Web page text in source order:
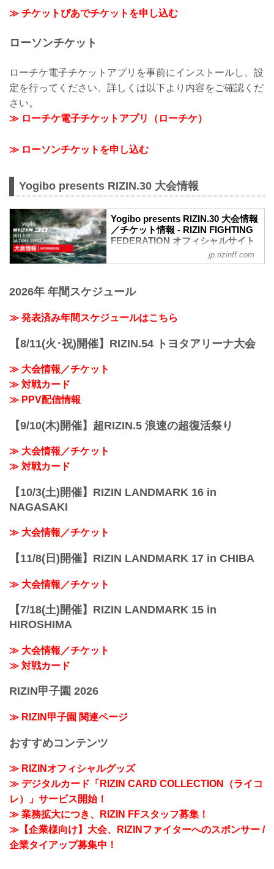
≫ チケットぴあでチケットを申し込む
ローソンチケット
ローチケ電子チケットアプリを事前にインストールし、設
定を行ってください。詳しくは以下より内容をご確認くだ
さい。
≫ ローチケ電子チケットアプリ（ローチケ）
≫ ローソンチケットを申し込む
Yogibo presents RIZIN.30 大会情報
Yogibo presents RIZIN.30 大会情報
／チケット情報 - RIZIN FIGHTING
FEDERATION オフィシャルサイト
日時
15:30開始（予定）
RIZIN FFオフィシャルサイトにてご案内
します。
さいたまスーパーアリーナ
jp.rizinff.com
2026年 年間スケジュール
≫ 発表済み年間スケジュールはこちら
【8/11(火･祝)開催】RIZIN.54 トヨタアリーナ大会
≫ 大会情報／チケット
≫ 対戦カード
≫ PPV配信情報
【9/10(木)開催】超RIZIN.5 浪速の超復活祭り
≫ 大会情報／チケット
≫ 対戦カード
【10/3(土)開催】RIZIN LANDMARK 16 in
NAGASAKI
≫ 大会情報／チケット
【11/8(日)開催】RIZIN LANDMARK 17 in CHIBA
≫ 大会情報／チケット
【7/18(土)開催】RIZIN LANDMARK 15 in
HIROSHIMA
≫ 大会情報／チケット
≫ 対戦カード
RIZIN甲子園 2026
≫ RIZIN甲子園 関連ページ
おすすめコンテンツ
≫ RIZINオフィシャルグッズ
≫ デジタルカード「RIZIN CARD COLLECTION（ライコ
レ）」サービス開始！
≫ 業務拡大につき、RIZIN FFスタッフ募集！
≫【企業様向け】大会、RIZINファイターへのスポンサー /
企業タイアップ募集中！